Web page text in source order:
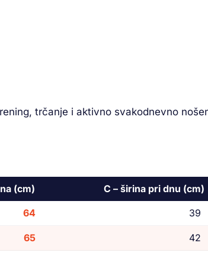
trčanje i aktivno svakodnevno
(cm) C – širina pri dnu (cm)
64 39
65 42